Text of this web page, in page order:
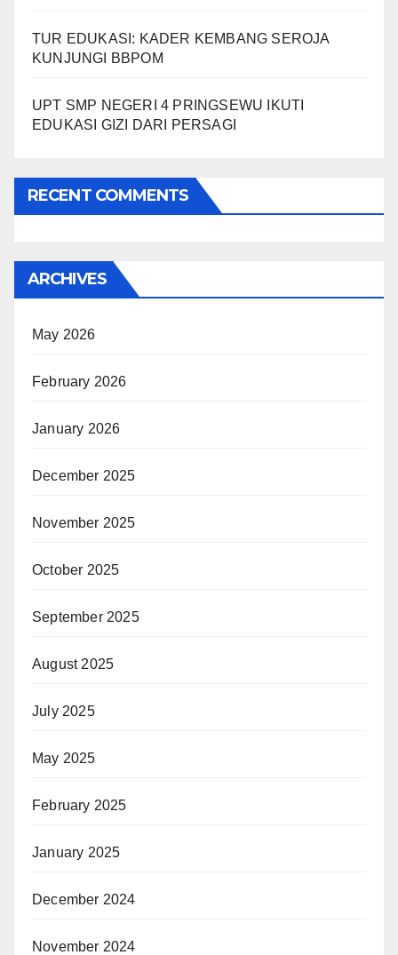
TUR EDUKASI: KADER KEMBANG SEROJA
KUNJUNGI BBPOM
UPT SMP NEGERI 4 PRINGSEWU IKUTI
EDUKASI GIZI DARI PERSAGI
RECENT COMMENTS
ARCHIVES
May 2026
February 2026
January 2026
December 2025
November 2025
October 2025
September 2025
August 2025
July 2025
May 2025
February 2025
January 2025
December 2024
November 2024